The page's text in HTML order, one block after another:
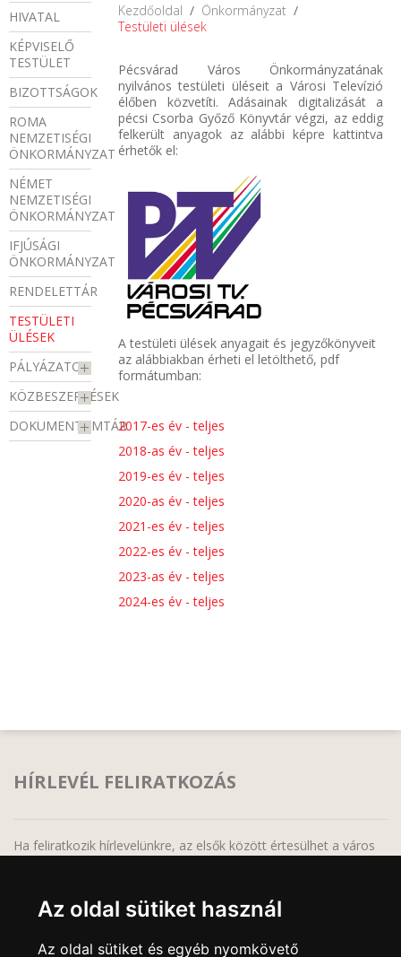
Az oldal sütiket használ
Az oldal sütiket és egyéb nyomkövető
HIVATAL
KÉPVISELŐ
TESTÜLET
BIZOTTSÁGOK
ROMA
NEMZETISÉGI
ÖNKORMÁNYZAT
NÉMET
NEMZETISÉGI
ÖNKORMÁNYZAT
IFJÚSÁGI
ÖNKORMÁNYZAT
RENDELETTÁR
TESTÜLETI
ÜLÉSEK
PÁLYÁZATOK
KÖZBESZERZÉSEK
DOKUMENTUMTÁR
Kezdőoldal / Önkormányzat /
Testületi ülések
Pécsvárad Város Önkormányzatának
nyilvános testületi üléseit a Városi Televízió
élőben közvetíti. Adásainak digitalizását a
pécsi Csorba Győző Könyvtár végzi, az eddig
felkerült anyagok az alábbi képre kattintva
érhetők el:
A testületi ülések anyagait és jegyzőkönyveit
az alábbiakban érheti el letölthető, pdf
formátumban:
2017-es év - teljes
2018-as év - teljes
2019-es év - teljes
2020-as év - teljes
2021-es év - teljes
2022-es év - teljes
2023-as év - teljes
2024-es év - teljes
HÍRLEVÉL FELIRATKOZÁS
Ha feliratkozik hírlevelünkre, az elsők között értesülhet a város
legfrissebb híreiről, programjairól!